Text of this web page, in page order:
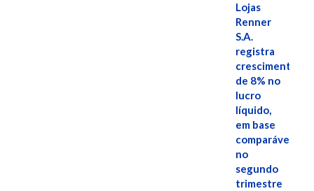
Lojas
Renner
S.A.
registra
crescimento
de 8% no
lucro
líquido,
em base
comparável,
no
segundo
trimestre